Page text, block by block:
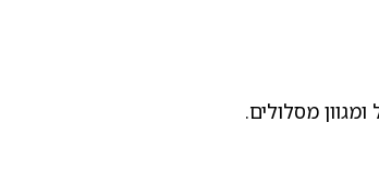
מסלולים.